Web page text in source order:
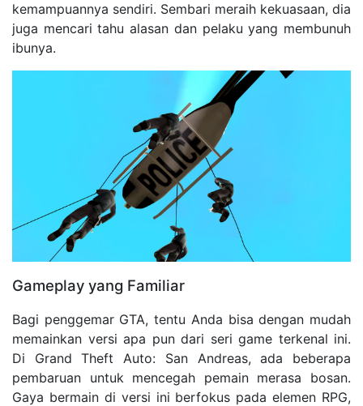
kemampuannya sendiri. Sembari meraih kekuasaan, dia
juga mencari tahu alasan dan pelaku yang membunuh
ibunya.
Gameplay yang Familiar
Bagi penggemar GTA, tentu Anda bisa dengan mudah
memainkan versi apa pun dari seri game terkenal ini.
Di Grand Theft Auto: San Andreas, ada beberapa
pembaruan untuk mencegah pemain merasa bosan.
Gaya bermain di versi ini berfokus pada elemen RPG,